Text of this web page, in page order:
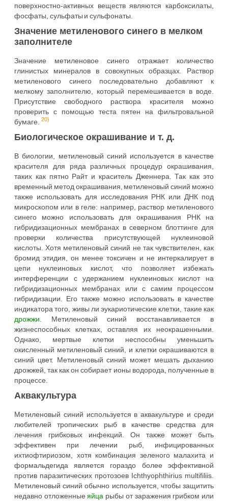
поверхностно-активных веществ являются карбоксилаты,
фосфаты, сульфаты и сульфонаты.
Значение метиленового синего в мелком
заполнителе
Значение метиленовое синего отражает количество
глинистых минералов в совокупных образцах. Раствор
метиленового синего последовательно добавляют к
мелкому заполнителю, который перемешивается в воде.
Присутствие свободного раствора красителя можно
проверить с помощью теста пятен на фильтровальной
бумаге.
20)
Биологическое окрашивание и т. д.
В биологии, метиленовый синий используется в качестве
красителя для ряда различных процедур окрашивания,
таких как пятно Райт и краситель Дженнера. Так как это
временный метод окрашивания, метиленовый синий можно
также использовать для исследования РНК или ДНК под
микроскопом или в геле: например, раствор метиленового
синего можно использовать для окрашивания РНК на
гибридизационных мембранах в северном блоттинге для
проверки количества присутствующей нуклеиновой
кислоты. Хотя метиленовый синий не так чувствителен, как
бромид этидия, он менее токсичен и не интеркалирует в
цепи нуклеиновых кислот, что позволяет избежать
интерференции с удержанием нуклеиновых кислот на
гибридизационных мембранах или с самим процессом
гибридизации. Его также можно использовать в качестве
индикатора того, живы ли эукариотические клетки, такие как
дрожжи . Метиленовый синий восстанавливается в
жизнеспособных клетках, оставляя их неокрашенными.
Однако, мертвые клетки неспособны уменьшить
окисленный метиленовый синий, и клетки окрашиваются в
синий цвет. Метиленовый синий может мешать дыханию
дрожжей, так как он собирает ионы водорода, полученные в
процессе.
Аквакультура
Метиленовый синий используется в аквакультуре и среди
любителей тропических рыб в качестве средства для
лечения грибковых инфекций. Он также может быть
эффективен при лечении рыб, инфицированных
ихтиофтириозом, хотя комбинация зеленого малахита и
формальдегида является гораздо более эффективной
против паразитических протозоев Ichthyophthirius multifiliis.
Метиленовый синий обычно используется, чтобы защитить
недавно отложенныеяйца рыбы от заражения грибком или